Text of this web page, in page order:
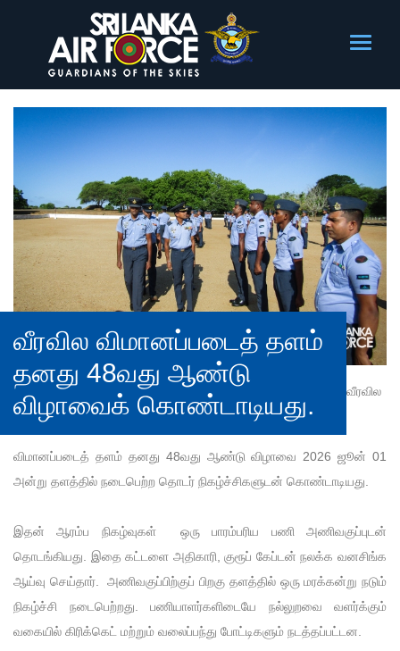
வீரவில விமானப்படைத் தளம்
தனது 48வது ஆண்டு
விழாவைக் கொண்டாடியது.
வீரவில
விமானப்படைத் தளம் தனது 48வது ஆண்டு விழாவை 2026 ஜூன் 01
அன்று தளத்தில் நடைபெற்ற தொடர் நிகழ்ச்சிகளுடன் கொண்டாடியது.
இதன் ஆரம்ப நிகழ்வுகள் ஒரு பாரம்பரிய பணி அணிவகுப்புடன்
தொடங்கியது. இதை கட்டளை அதிகாரி, குரூப் கேப்டன் நலக்க வனசிங்க
ஆய்வு செய்தார். அணிவகுப்பிற்குப் பிறகு தளத்தில் ஒரு மரக்கன்று நடும்
நிகழ்ச்சி நடைபெற்றது. பணியாளர்களிடையே நல்லுறவை வளர்க்கும்
வகையில் கிரிக்கெட் மற்றும் வலைப்பந்து போட்டிகளும் நடத்தப்பட்டன.